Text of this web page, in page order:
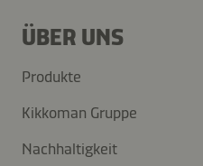
ÜBER UNS
Produkte
Kikkoman Gruppe
Nachhaltigkeit